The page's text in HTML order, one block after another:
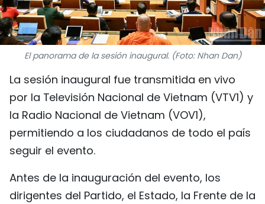
FOTOGRAFÍA
¿QUIÉNES SOMOS?
TIẾNG VIỆT
ENGLISH
中文
РУССКИЙ
El panorama de la sesión inaugural. (Foto: Nhan Dan)
La sesión inaugural fue transmitida en vivo
por la Televisión Nacional de Vietnam (VTV1) y
la Radio Nacional de Vietnam (VOV1),
permitiendo a los ciudadanos de todo el país
seguir el evento.
Antes de la inauguración del evento, los
dirigentes del Partido, el Estado, la Frente de la